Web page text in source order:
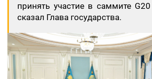
принять участие в саммите
сказал Глава государства.